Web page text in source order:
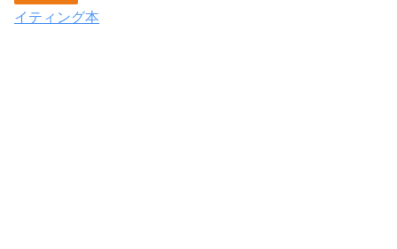
イティング本